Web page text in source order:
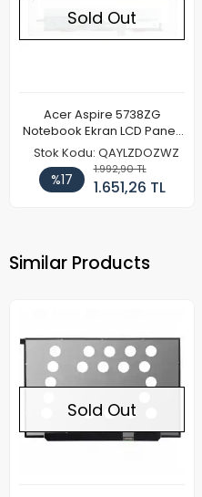
Sold Out
Acer Aspire 5738ZG
Notebook Ekran LCD Paneli
(Kalın Kasa)
Stok Kodu: QAYLZDOZWZ
%17
1.992,90 TL
1.651,26 TL
Similar Products
Sold Out